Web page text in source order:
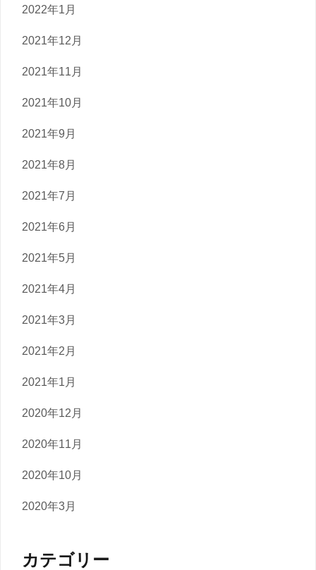
2022年1月
2021年12月
2021年11月
2021年10月
2021年9月
2021年8月
2021年7月
2021年6月
2021年5月
2021年4月
2021年3月
2021年2月
2021年1月
2020年12月
2020年11月
2020年10月
2020年3月
カテゴリー